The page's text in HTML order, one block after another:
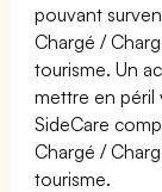
pouvant
Chargé /
tourisme. Un
mettre en péril
SideCare
Chargé /
tourisme.